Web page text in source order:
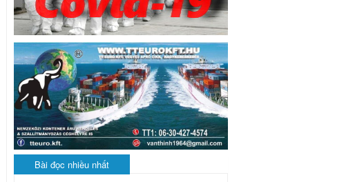
Bài đọc nhiều nhất